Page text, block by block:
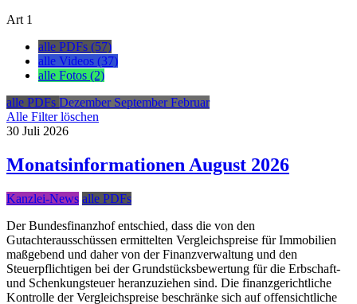
Art 1
alle PDFs (57)
alle Videos (37)
alle Fotos (2)
alle PDFs Dezember SeptemberFebruar
Alle Filter löschen
30 Juli 2026
Monatsinformationen August 2026
Kanzlei-News alle PDFs
Der Bundesfinanzhof entschied, dass die von den
Gutachterausschüssen ermittelten Vergleichspreise für Immobilien
maßgebend und daher von der Finanzverwaltung und den
Steuerpflichtigen bei der Grundstücksbewertung für die Erbschaft-
und Schenkungsteuer heranzuziehen sind. Die finanzgerichtliche
Kontrolle der Vergleichspreise beschränke sich auf offensichtliche